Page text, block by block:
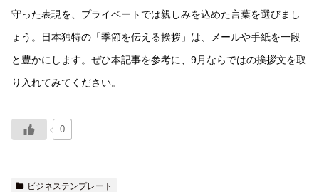
守った表現を、プライベートでは親しみを込めた言葉を選びまし
ょう。日本独特の「季節を伝える挨拶」は、メールや手紙を一段
と豊かにします。ぜひ本記事を参考に、9月ならではの挨拶文を取
り入れてみてください。
0
ビジネステンプレート